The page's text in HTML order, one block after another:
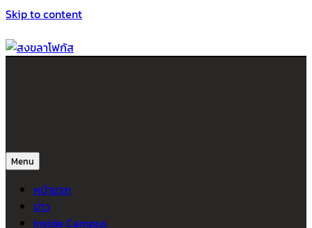
Skip to content
Menu
หน้าแรก
ข่าว
Inside Campus